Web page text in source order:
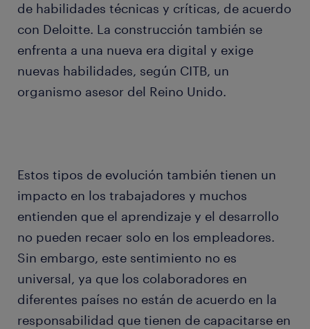
de habilidades técnicas y críticas, de acuerdo
con Deloitte. La construcción también se
enfrenta a una nueva era digital y exige
nuevas habilidades, según CITB, un
organismo asesor del Reino Unido.
Estos tipos de evolución también tienen un
impacto en los trabajadores y muchos
entienden que el aprendizaje y el desarrollo
no pueden recaer solo en los empleadores.
Sin embargo, este sentimiento no es
universal, ya que los colaboradores en
diferentes países no están de acuerdo en la
responsabilidad que tienen de capacitarse en